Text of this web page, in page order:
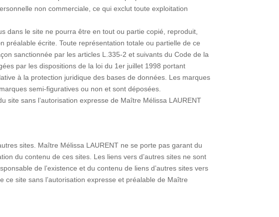
non commerciale, ce qui exclut toute exploitation
dans le site ne pourra être en tout ou partie copié, reproduit,
préalable écrite. Toute représentation totale ou partielle de ce
sanctionnée par les articles L.335-2 et suivants du Code de la
par les dispositions de la loi du 1er juillet 1998 portant
à la protection juridique des bases de données. Les marques
semi-figuratives ou non et sont déposées.
site sans l’autorisation expresse de Maître Mélissa LAURENT
sites. Maître Mélissa LAURENT ne se porte pas garant du
du contenu de ces sites. Les liens vers d’autres sites ne sont
de l’existence et du contenu de liens d’autres sites vers
site sans l’autorisation expresse et préalable de Maître